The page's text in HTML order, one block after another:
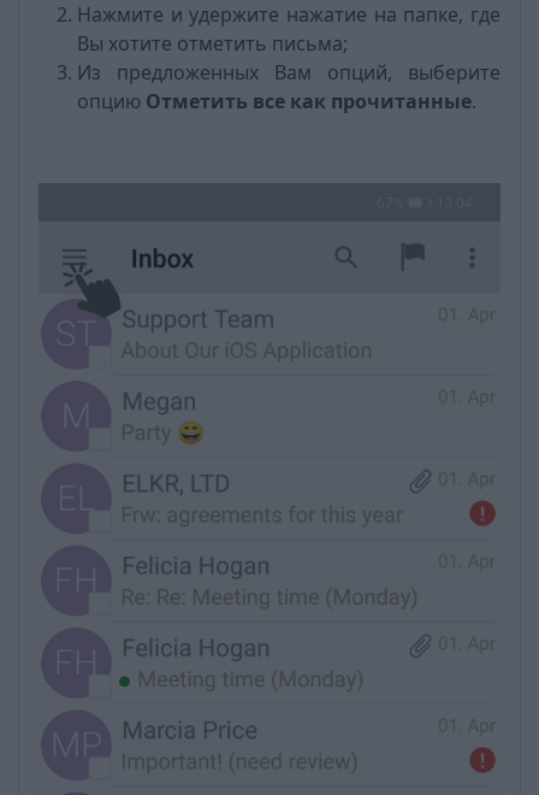
Нажмите и удержите нажатие на папке, где
Bы хотите отметить письма;
Из предложенных Вам опций, выберите
опцию Отметить все как прочитанныe.